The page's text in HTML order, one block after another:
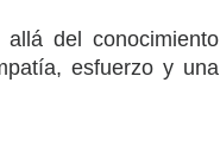
del conocimiento
esfuerzo y una